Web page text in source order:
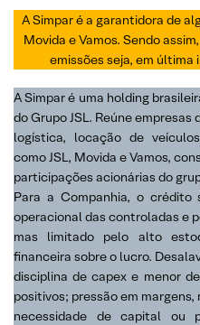
A Simpar é a garantidora de
Movida e Vamos. Sendo
emissões seja, em última
A Simpar é uma holding
do Grupo JSL. Reúne empresas
logística, locação de
como JSL, Movida e Vamos,
participações acionárias do
Para a Companhia, o crédito
operacional das controladas e
mas limitado pelo alto
financeira sobre o lucro.
disciplina de capex e menor
positivos; pressão em margens,
necessidade de capital ou